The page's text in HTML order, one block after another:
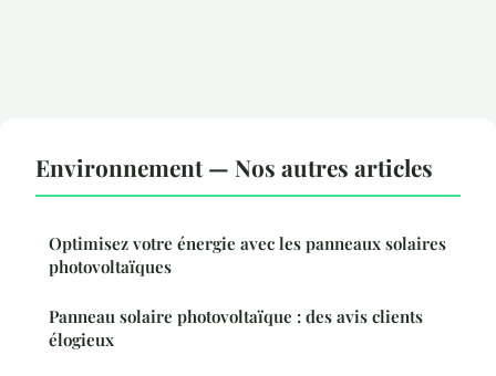
Environnement — Nos autres articles
Optimisez votre énergie avec les panneaux solaires
photovoltaïques
Panneau solaire photovoltaïque : des avis clients
élogieux